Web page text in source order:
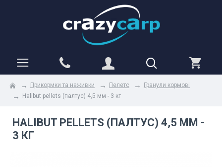
Прикормки та наживки Пелетс
Гранули кормові
Halibut pellets (палтус) 4,5 мм - 3 кг
HALIBUT PELLETS (ПАЛТУС) 4,5 ММ -
3 КГ